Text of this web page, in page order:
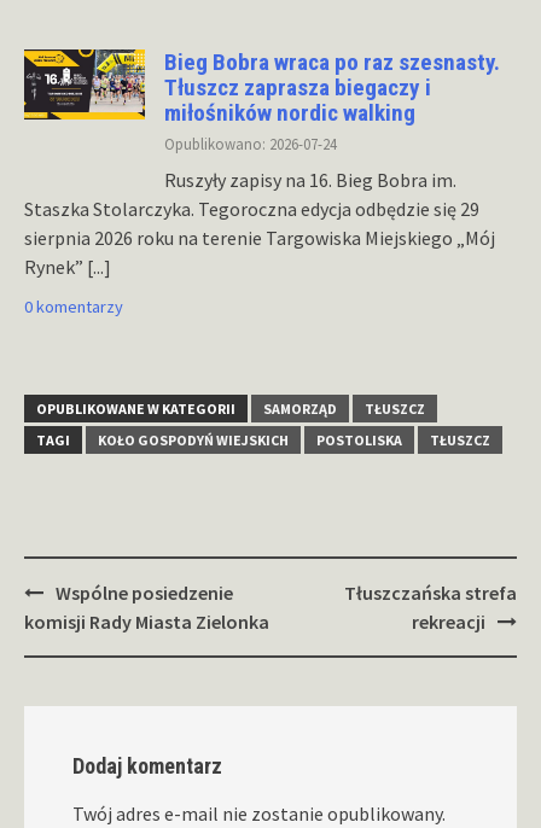
Bieg Bobra wraca po raz szesnasty.
Tłuszcz zaprasza biegaczy i
miłośników nordic walking
Opublikowano: 2026-07-24
Ruszyły zapisy na 16. Bieg Bobra im.
Staszka Stolarczyka. Tegoroczna edycja odbędzie się 29
sierpnia 2026 roku na terenie Targowiska Miejskiego „Mój
Rynek” [...]
0 komentarzy
OPUBLIKOWANE W KATEGORII SAMORZĄD
TŁUSZCZ
TAGI
KOŁO GOSPODYŃ WIEJSKICH POSTOLISKA TŁUSZCZ
Zobacz
wpisy
Wspólne posiedzenie
komisji Rady Miasta Zielonka
Tłuszczańska strefa
rekreacji
Dodaj komentarz
Twój adres e-mail nie zostanie opublikowany.